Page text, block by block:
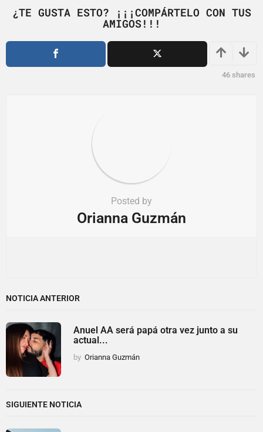
i
o
¿TE GUSTA ESTO? ¡¡¡COMPÁRTELO CON TUS
AMIGOS!!!
46 shares
Posted by
Orianna Guzmán
NOTICIA ANTERIOR
Anuel AA será papá otra vez junto a su
actual...
by Orianna Guzmán
SIGUIENTE NOTICIA